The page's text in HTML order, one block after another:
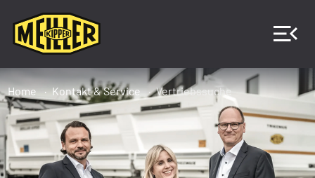
Home Kontakt & Service Vertriebssuche